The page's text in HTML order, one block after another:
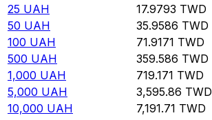
25 UAH 17.9793 TWD
50 UAH 35.9586 TWD
100 UAH 71.9171 TWD
500 UAH 359.586 TWD
1,000 UAH 719.171 TWD
5,000 UAH 3,595.86 TWD
10,000 UAH 7,191.71 TWD